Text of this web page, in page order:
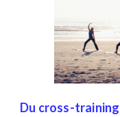
Du cross-